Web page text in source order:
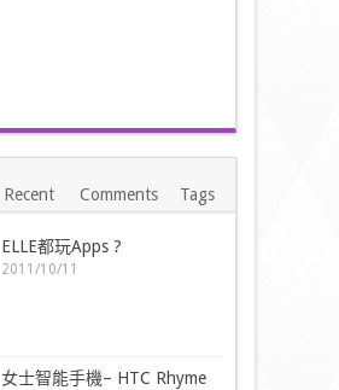
Recent Comments Tags
ELLE都玩Apps ?
2011/10/11
女士智能手機– HTC Rhyme